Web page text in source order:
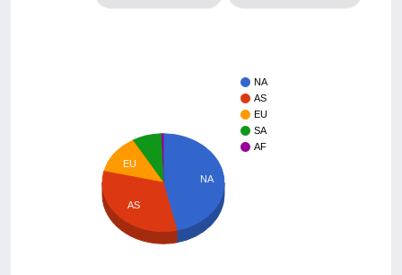
NA
AS
EU
SA
AF
NA
EU
AS